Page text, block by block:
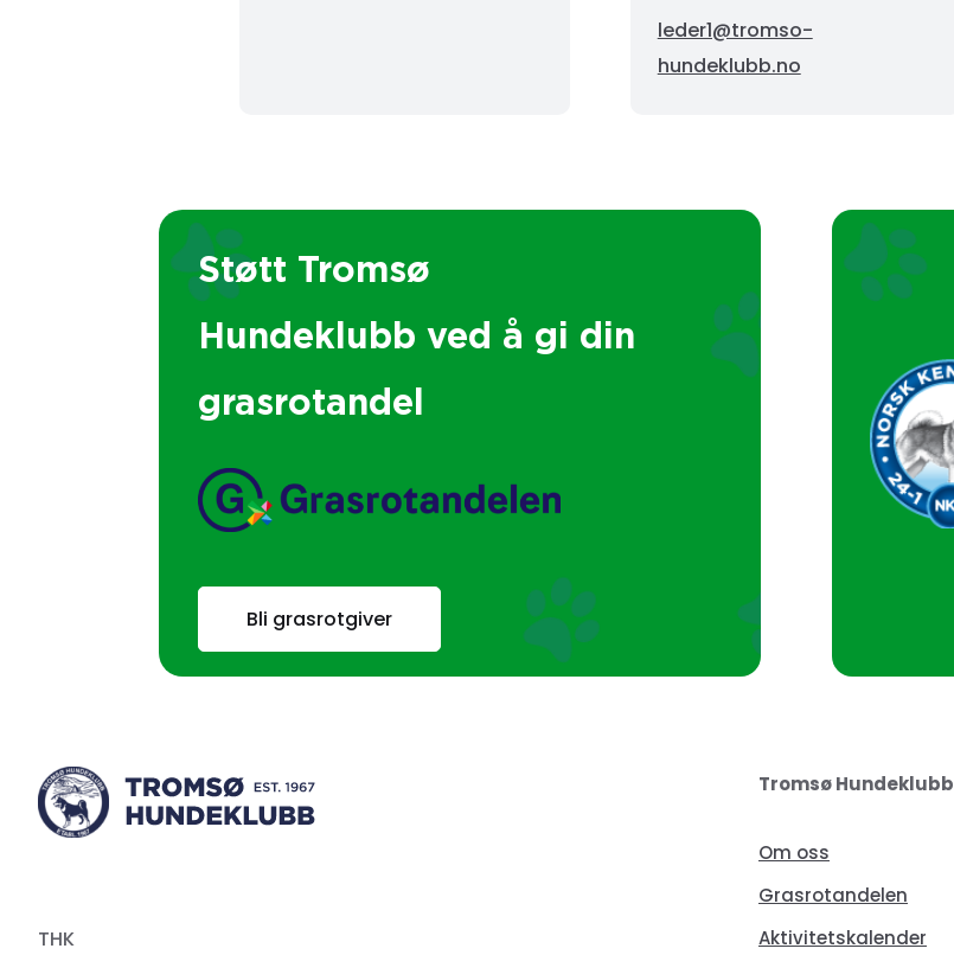
leder1@tromso-
hundeklubb.no
Støtt Tromsø
Hundeklubb ved å gi din
grasrotandel
Bli grasrotgiver
THK
Tromsø Hundeklubb
Om oss
Grasrotandelen
Aktivitetskalender